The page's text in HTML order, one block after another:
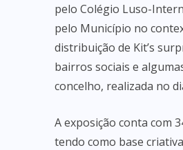
pelo Colégio Luso-
pelo Município no
distribuição de Kit’s
bairros sociais e
concelho, realizada no
A exposição conta com
tendo como base